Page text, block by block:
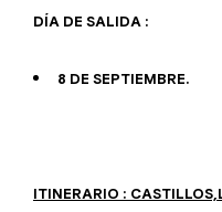
DÍA DE SALIDA :
8 DE SEPTIEMBRE.
ITINERARIO :